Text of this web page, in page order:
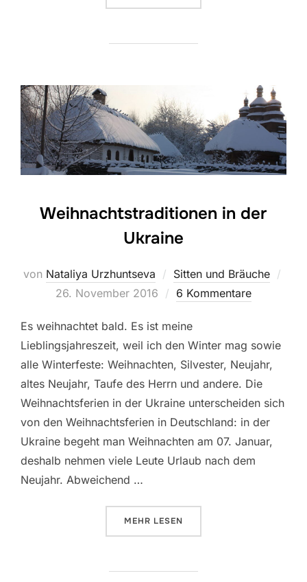
Weihnachtstraditionen in der
Ukraine
von Nataliya Urzhuntseva Sitten und Bräuche
26. November 2016 6 Kommentare
Es weihnachtet bald. Es ist meine
Lieblingsjahreszeit, weil ich den Winter mag sowie
alle Winterfeste: Weihnachten, Silvester, Neujahr,
altes Neujahr, Taufe des Herrn und andere. Die
Weihnachtsferien in der Ukraine unterscheiden sich
von den Weihnachtsferien in Deutschland: in der
Ukraine begeht man Weihnachten am 07. Januar,
deshalb nehmen viele Leute Urlaub nach dem
Neujahr. Abweichend …
MEHR ÜBER
LESEN